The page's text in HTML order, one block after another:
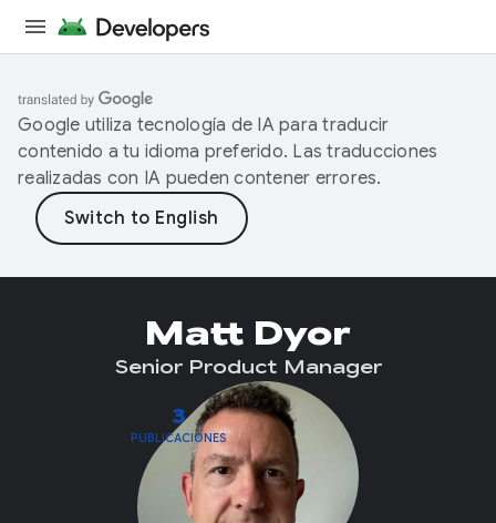
Google utiliza tecnología de IA para traducir
contenido a tu idioma preferido. Las traducciones
realizadas con IA pueden contener errores.
3
PUBLICACIONES
Matt Dyor
Senior Product Manager